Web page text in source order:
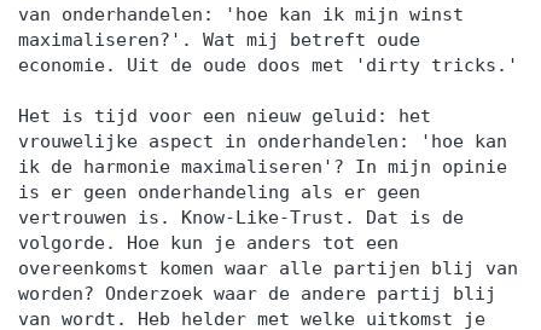
van onderhandelen: 'hoe kan ik mijn winst
maximaliseren?'. Wat mij betreft oude
economie. Uit de oude doos met 'dirty tricks.'
Het is tijd voor een nieuw geluid: het
vrouwelijke aspect in onderhandelen: 'hoe kan
ik de harmonie maximaliseren'? In mijn opinie
is er geen onderhandeling als er geen
vertrouwen is. Know-Like-Trust. Dat is de
volgorde. Hoe kun je anders tot een
overeenkomst komen waar alle partijen blij van
worden? Onderzoek waar de andere partij blij
van wordt. Heb helder met welke uitkomst je